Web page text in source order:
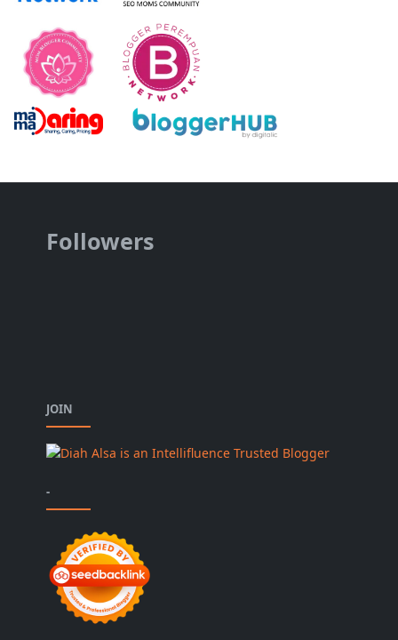
Followers
JOIN
-